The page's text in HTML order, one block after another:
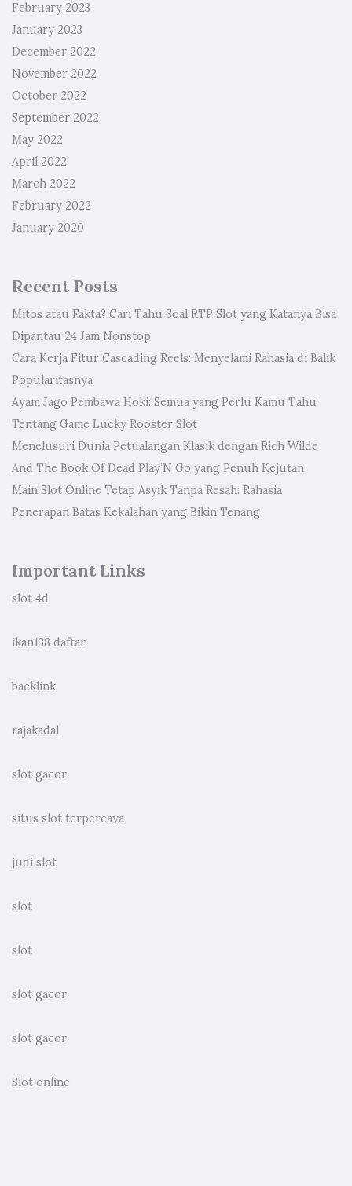
February 2023
January 2023
December 2022
November 2022
October 2022
September 2022
May 2022
April 2022
March 2022
February 2022
January 2020
Recent Posts
Mitos atau Fakta? Cari Tahu Soal RTP Slot yang Katanya Bisa
Dipantau 24 Jam Nonstop
Cara Kerja Fitur Cascading Reels: Menyelami Rahasia di Balik
Popularitasnya
Ayam Jago Pembawa Hoki: Semua yang Perlu Kamu Tahu
Tentang Game Lucky Rooster Slot
Menelusuri Dunia Petualangan Klasik dengan Rich Wilde
And The Book Of Dead Play’N Go yang Penuh Kejutan
Main Slot Online Tetap Asyik Tanpa Resah: Rahasia
Penerapan Batas Kekalahan yang Bikin Tenang
Important Links
slot 4d
ikan138 daftar
backlink
rajakadal
slot gacor
situs slot terpercaya
judi slot
slot
slot
slot gacor
slot gacor
Slot online